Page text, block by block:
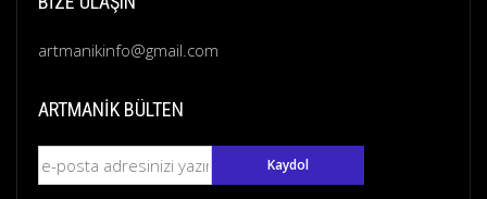
artmanikinfo@gmail.com
ARTMANIK BÜLTEN